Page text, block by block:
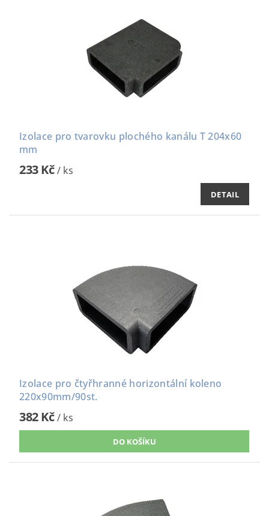
Izolace pro tvarovku plochého kanálu T 204x60
mm
233 Kč/ ks
DETAIL
Izolace pro čtyřhranné horizontální koleno
220x90mm/90st.
382 Kč/ ks